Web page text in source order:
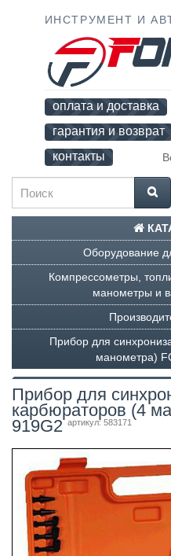
ИНСТРУМЕНТ И
оплата и доставка
гарантия и возврат
контакты
Оборудование
Компрессометры,
манометры и
Прибор для
манометра)
Прибор для
карбюраторов (4
919G2 артикул: 583171